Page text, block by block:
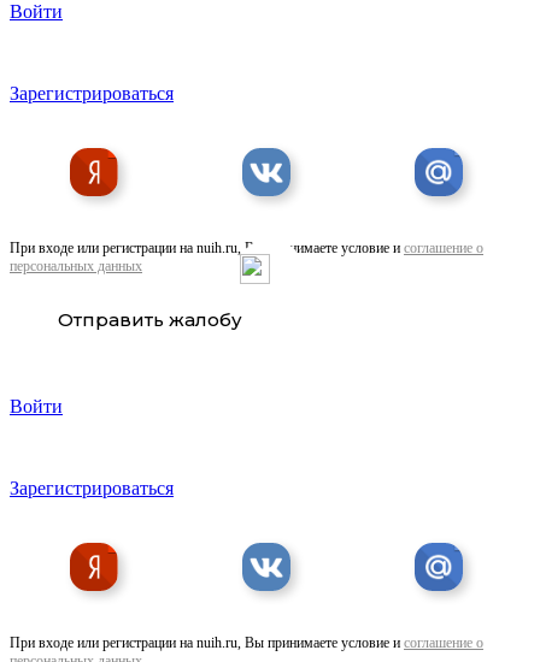
Войти
Зарегистрироваться
При входе или регистрации на nuih.ru, Вы принимаете условие и соглашение о
персональных данных
Отправить жалобу
Войти
Зарегистрироваться
При входе или регистрации на nuih.ru, Вы принимаете условие и соглашение о